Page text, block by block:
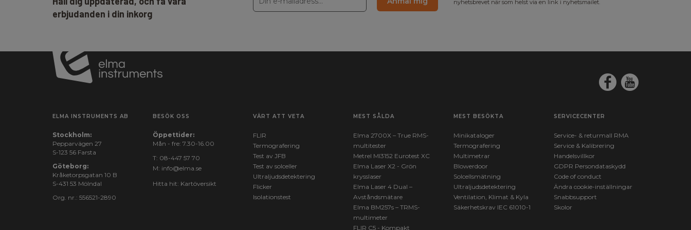
erbjudanden i din inkorg
nyhetsbrevet när som helst via en link i nyhetsmailet.
ELMA INSTRUMENTS AB
Stockholm:
Pepparvägen 27
S-123 56 Farsta
Göteborg:
Kråketorpsgatan 10 B
S-431 53 Mölndal
Org. nr.: 556521-2890
BESÖK OSS
Öppettider:
Mån - fre: 7.30-16.00
T: 08-447 57 70
M: info@elma.se
Hitta hit: Kartöversikt
VÄRT ATT VETA
FLIR
Termografering
Test av JFB
Test av solceller
Ultraljudsdetektering
Flicker
Isolationstest
MEST SÅLDA
Elma 2700X – True RMS-
multitester
Metrel MI3152 Eurotest XC
Elma Laser X2 - Grön
krysslaser
Elma Laser 4 Dual –
Avståndsmätare
Elma BM257s – TRMS-
multimeter
FLIR C5 - Kompakt
MEST BESÖKTA
Minikataloger
Termografering
Multimetrar
Blowerdoor
Solcellsmätning
Ultraljudsdetektering
Ventilation, Klimat & Kyla
Säkerhetskrav IEC 61010-1
SERVICECENTER
Service- & returmall RMA
Service & Kalibrering
Handelsvillkor
GDPR Persondataskydd
Code of conduct
Ändra cookie-inställningar
Snabbsupport
Skolor